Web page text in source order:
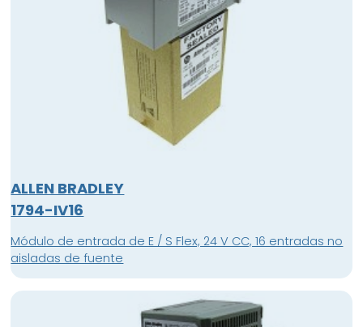
ALLEN BRADLEY
1794-IV16
Módulo de entrada de E / S Flex, 24 V CC, 16 entradas no
aisladas de fuente